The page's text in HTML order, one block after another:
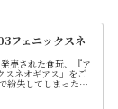
フェニックスネ
売された食玩、『ア
スネオギアス」をご
紛失してしまった際